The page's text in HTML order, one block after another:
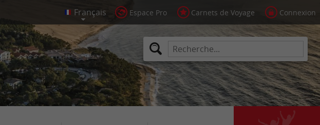
Espace Pro Carnets de Voyage Connexion